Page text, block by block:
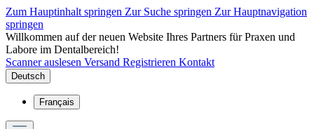
Zum Hauptinhalt springen Zur Suche springen Zur Hauptnavigation
springen
Willkommen auf der neuen Website Ihres Partners für Praxen und
Labore im Dentalbereich!
Scanner auslesen Versand Registrieren Kontakt
Deutsch
Français